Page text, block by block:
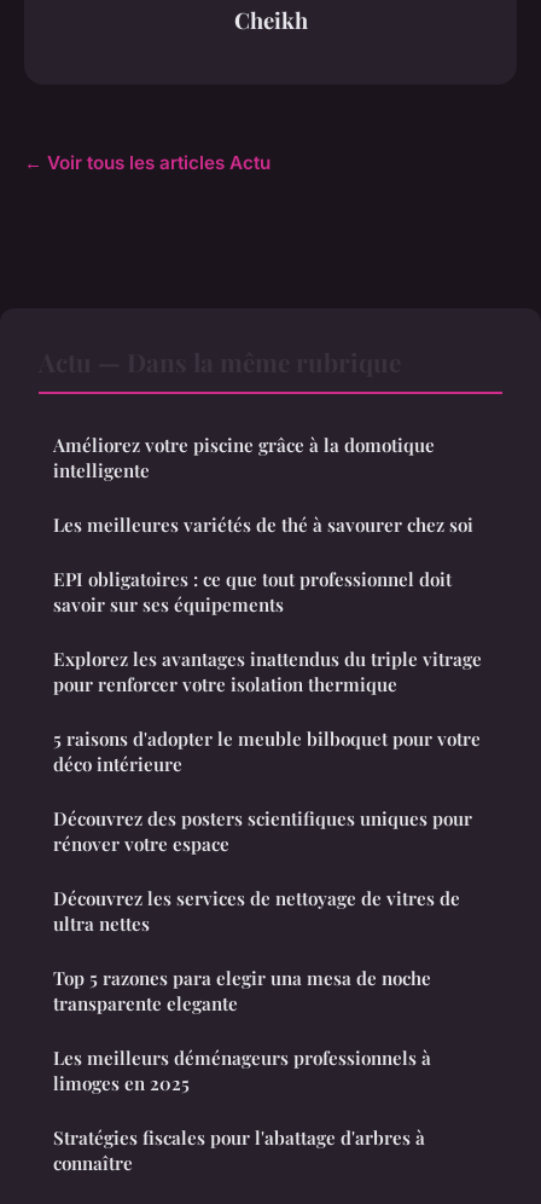
Cheikh
← Voir tous les articles Actu
Améliorez votre piscine grâce à la domotique
intelligente
Les meilleures variétés de thé à savourer chez soi
EPI obligatoires : ce que tout professionnel doit
savoir sur ses équipements
Explorez les avantages inattendus du triple vitrage
pour renforcer votre isolation thermique
5 raisons d'adopter le meuble bilboquet pour votre
déco intérieure
Découvrez des posters scientifiques uniques pour
rénover votre espace
Découvrez les services de nettoyage de vitres de
ultra nettes
Top 5 razones para elegir una mesa de noche
transparente elegante
Les meilleurs déménageurs professionnels à
limoges en 2025
Stratégies fiscales pour l'abattage d'arbres à
connaître